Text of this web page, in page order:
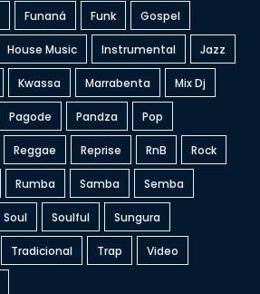
Funaná Funk Gospel
House Music Instrumental Jazz
Kwassa Marrabenta Mix Dj
Pagode Pandza Pop
Reggae Reprise RnB Rock
Rumba Samba Semba
Soul Soulful Sungura
Tradicional Trap Video